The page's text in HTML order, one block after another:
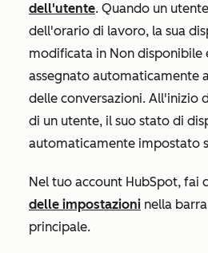
dell'utente. Quando un
dell'orario di lavoro, la sua
modificata in Non disponibile
assegnato automaticamente
delle conversazioni. All'inizio
di un utente, il suo stato di
automaticamente impostato
Nel tuo account HubSpot, fai
delle impostazioni nella
principale.